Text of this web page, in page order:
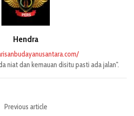
Hendra
niat dan kemauan disitu pasti ada jalan".
Previous article